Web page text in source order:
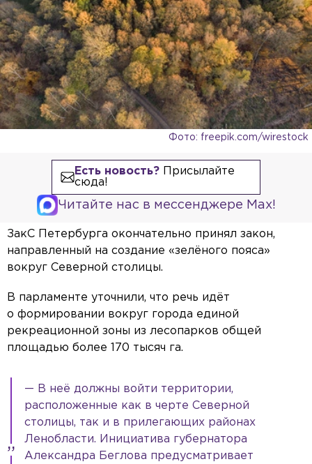
Фото: freepik.com/wirestock
Есть новость?Присылайте
сюда!
Читайте нас в мессенджере Max!
ЗакС Петербурга окончательно принял закон,
направленный на создание «зелёного пояса»
вокруг Северной столицы.
В парламенте уточнили, что речь идёт
о формировании вокруг города единой
рекреационной зоны из лесопарков общей
площадью более 170 тысяч га.
— В неё должны войти территории,
расположенные как в черте Северной
столицы, так и в прилегающих районах
Ленобласти. Инициатива губернатора
Александра Беглова предусматривает